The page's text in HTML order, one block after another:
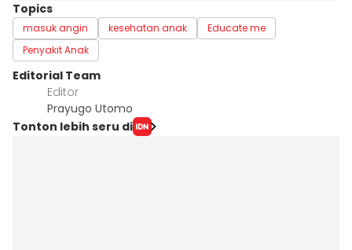
Topics
masuk angin kesehatan anak
Educate me
Penyakit Anak
Editorial Team
Editor
Prayugo Utomo
Tonton lebih seru di